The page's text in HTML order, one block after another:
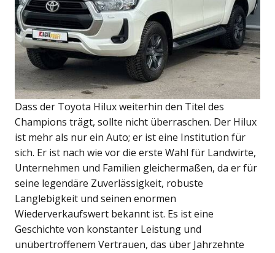
Dass der Toyota Hilux weiterhin den Titel des
Champions trägt, sollte nicht überraschen. Der Hilux
ist mehr als nur ein Auto; er ist eine Institution für
sich. Er ist nach wie vor die erste Wahl für Landwirte,
Unternehmen und Familien gleichermaßen, da er für
seine legendäre Zuverlässigkeit, robuste
Langlebigkeit und seinen enormen
Wiederverkaufswert bekannt ist. Es ist eine
Geschichte von konstanter Leistung und
unübertroffenem Vertrauen, das über Jahrzehnte